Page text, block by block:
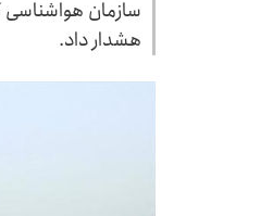
سازمان هواشناسی
هشدار داد.